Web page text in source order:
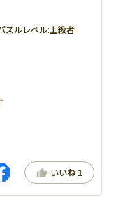
ズルレベル: 上級者
いいね 1